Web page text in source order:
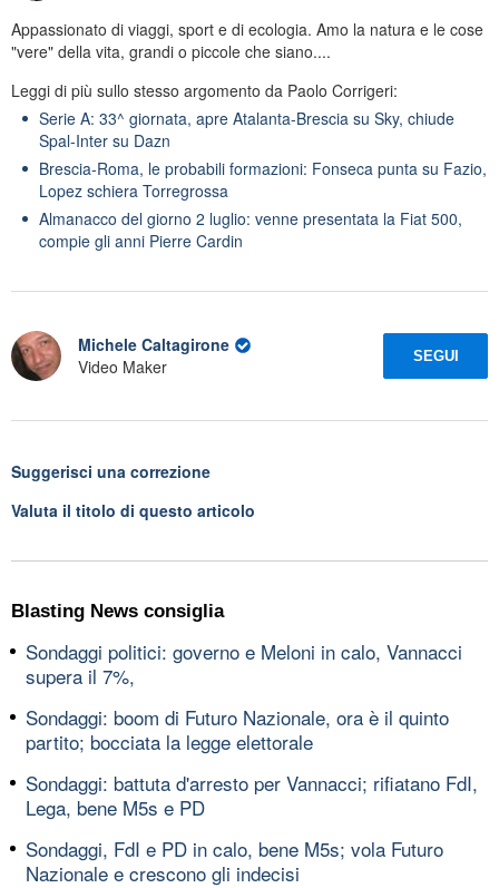
Appassionato di viaggi, sport e di ecologia. Amo la natura e le cose
"vere" della vita, grandi o piccole che siano....
Leggi di più sullo stesso argomento da Paolo Corrigeri:
Serie A: 33^ giornata, apre Atalanta-Brescia su Sky, chiude
Spal-Inter su Dazn
Brescia-Roma, le probabili formazioni: Fonseca punta su Fazio,
Lopez schiera Torregrossa
Almanacco del giorno 2 luglio: venne presentata la Fiat 500,
compie gli anni Pierre Cardin
Michele Caltagirone
Video Maker
SEGUI
Suggerisci una correzione
Valuta il titolo di questo articolo
Blasting News consiglia
Sondaggi politici: governo e Meloni in calo, Vannacci
supera il 7%,
Sondaggi: boom di Futuro Nazionale, ora è il quinto
partito; bocciata la legge elettorale
Sondaggi: battuta d'arresto per Vannacci; rifiatano FdI,
Lega, bene M5s e PD
Sondaggi, FdI e PD in calo, bene M5s; vola Futuro
Nazionale e crescono gli indecisi